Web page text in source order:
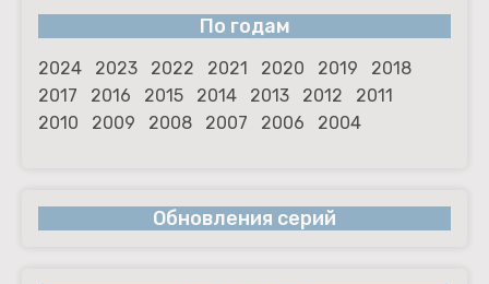
По годам
2024 2023 2022 2021 2020 2019
2018
2017
2016 2015 2014 2013 2012
2011
2010
2009 2008 2007 2006 2004
Обновления серий